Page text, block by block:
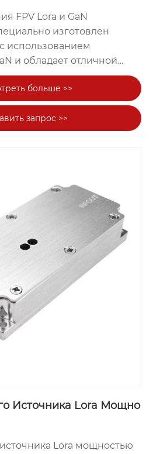
FPV Lora и GaN
изготовлен
использованием
и обладает отличной
и эффектом
может в основном
создания радиочастотных
могут создавать
дроном, тем самым
больше >>
запрос >>
Источника Lora Мощно
Lora мощностью